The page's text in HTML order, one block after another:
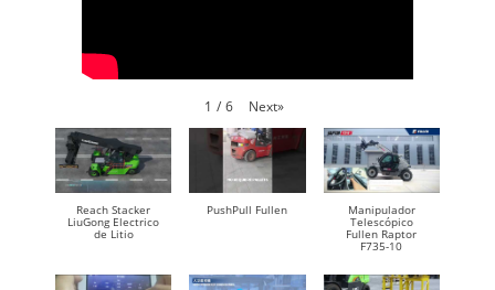
1 / 6 Next»
Reach Stacker
LiuGong Electrico
de Litio
PushPull Fullen
Manipulador
Telescópico
Fullen Raptor
F735-10